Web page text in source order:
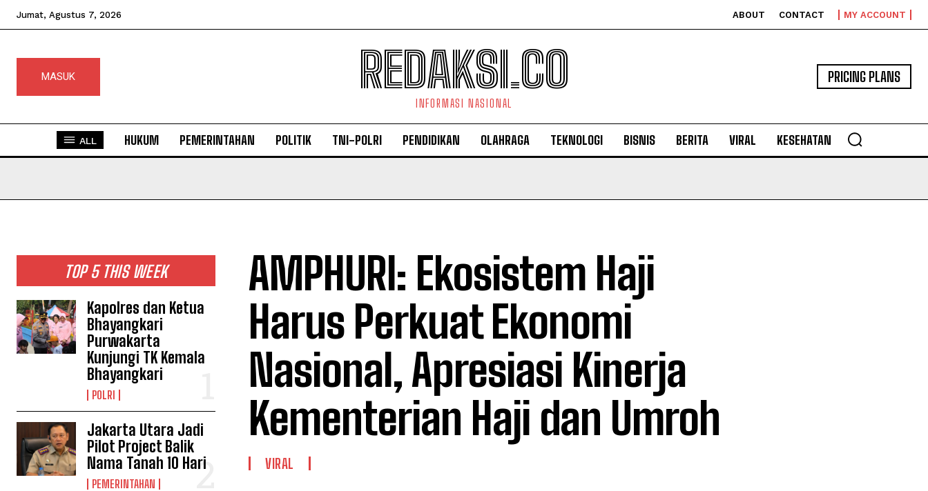
Jumat, Agustus 7, 2026 ABOUT CONTACT MY ACCOUNT
MASUK REDAKSI.CO
INFORMASI NASIONAL
PRICING PLANS
ALL HUKUM PEMERINTAHAN POLITIK TNI-POLRI PENDIDIKAN OLAHRAGA TEKNOLOGI BISNIS BERITA VIRAL KESEHATAN
TOP 5 THIS WEEK
Kapolres dan Ketua
Bhayangkari
Purwakarta
Kunjungi TK Kemala
Bhayangkari
POLRI
Jakarta Utara Jadi
Pilot Project Balik
Nama Tanah 10 Hari
PEMERINTAHAN
AMPHURI: Ekosistem Haji
Harus Perkuat Ekonomi
Nasional, Apresiasi Kinerja
Kementerian Haji dan Umroh
VIRAL